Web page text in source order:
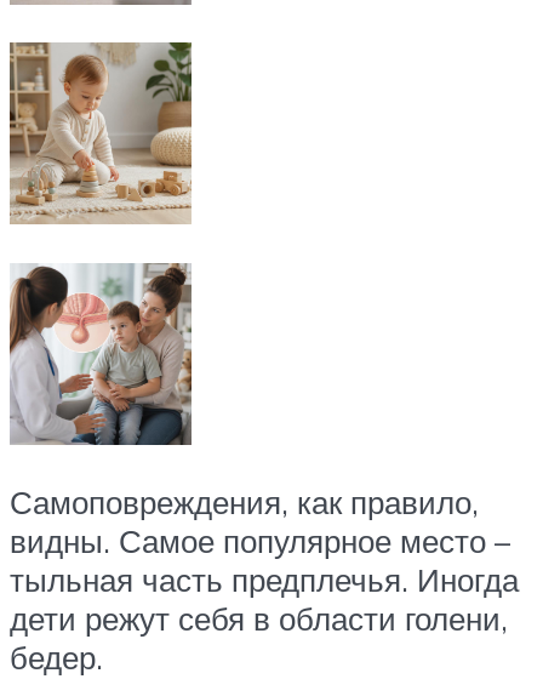
Самоповреждения, как правило,
видны. Самое популярное место –
тыльная часть предплечья. Иногда
дети режут себя в области голени,
бедер.